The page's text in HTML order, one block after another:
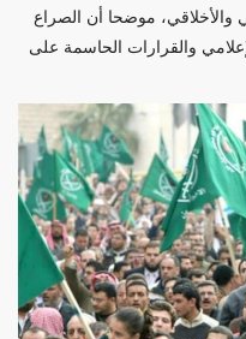
والأخلاقي، موضحا أن الصراع
والقرارات الحاسمة على